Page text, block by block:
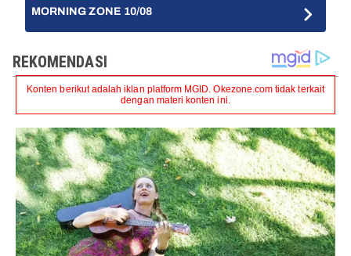
MORNING ZONE 10/08